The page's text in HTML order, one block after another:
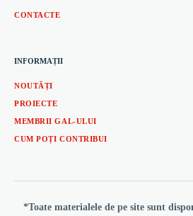
CONTACTE
INFORMAȚII
NOUTĂȚI
PROIECTE
MEMBRII GAL-ULUI
CUM POȚI CONTRIBUI
*Toate materialele de pe site sunt